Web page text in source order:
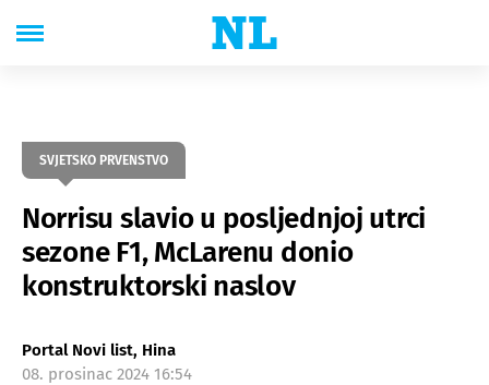
SVJETSKO PRVENSTVO
Norrisu slavio u posljednjoj utrci
sezone F1, McLarenu donio
konstruktorski naslov
Portal Novi list, Hina
08. prosinac 2024 16:54